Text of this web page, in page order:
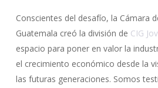
Conscientes del desafío, la Cámara
Guatemala creó la división de CIG
espacio para poner en valor la
el crecimiento económico desde la
las futuras generaciones. Somos